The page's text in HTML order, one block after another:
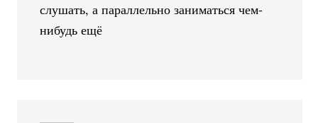
слушать, а параллельно заниматься чем-
нибудь ещё